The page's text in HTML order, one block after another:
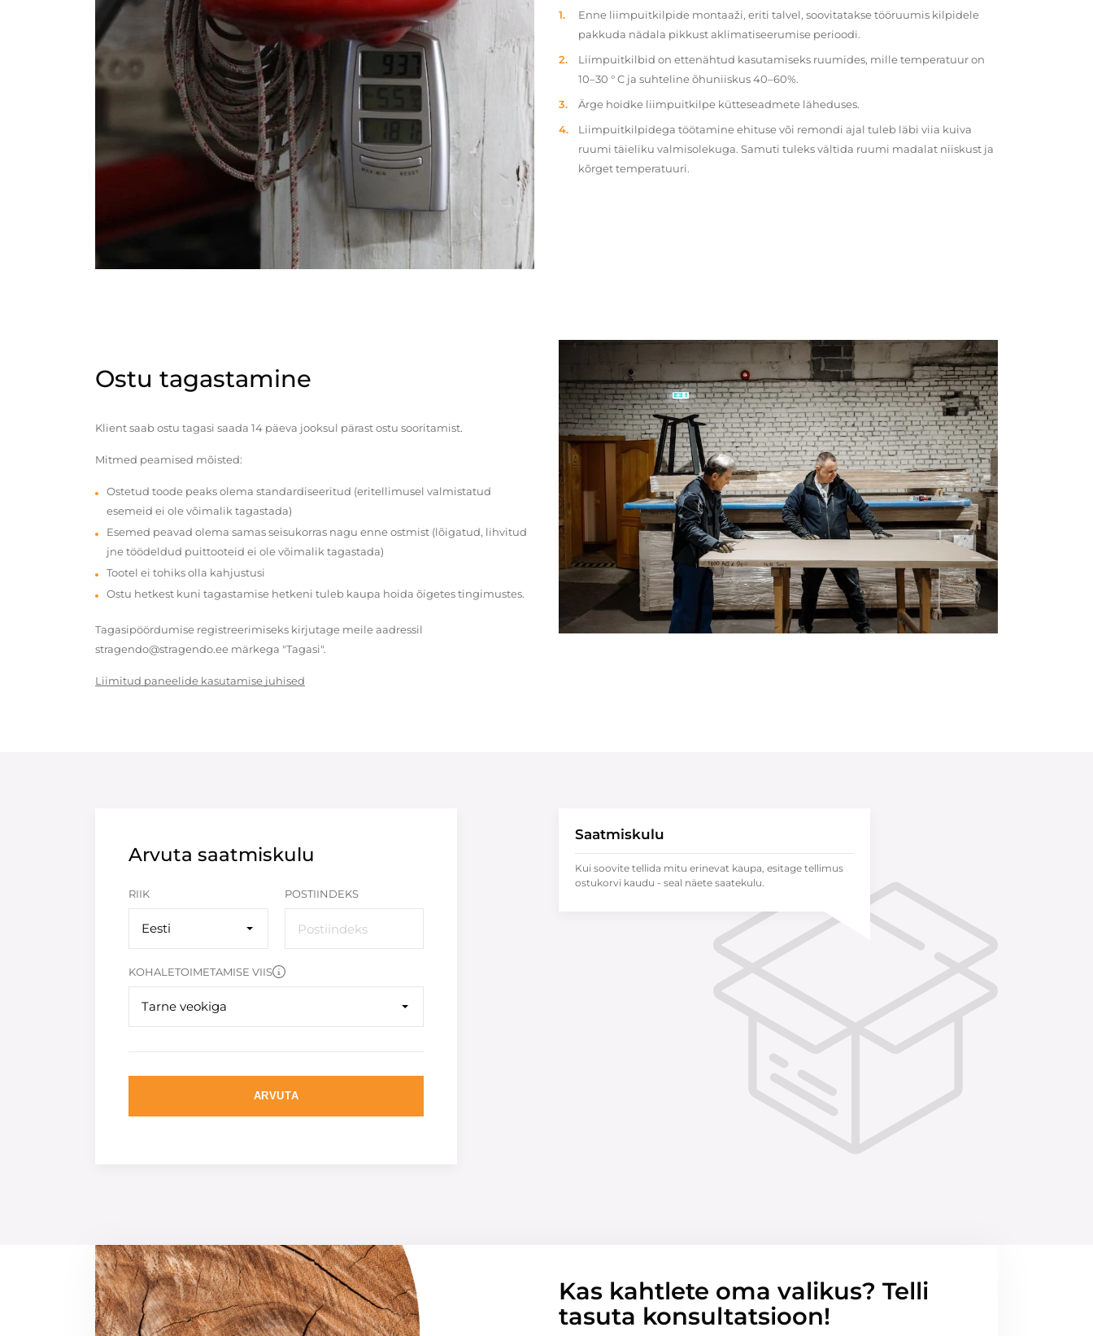
Enne liimpuitkilpide montaaži, eriti talvel, soovitatakse tööruumis kilpidele
pakkuda nädala pikkust aklimatiseerumise perioodi.
Liimpuitkilbid on ettenähtud kasutamiseks ruumides, mille temperatuur on
10–30 ° C ja suhteline õhuniiskus 40–60%.
Ärge hoidke liimpuitkilpe kütteseadmete läheduses.
Liimpuitkilpidega töötamine ehituse või remondi ajal tuleb läbi viia kuiva
ruumi täieliku valmisolekuga. Samuti tuleks vältida ruumi madalat niiskust ja
kõrget temperatuuri.
Ostu tagastamine
Klient saab ostu tagasi saada 14 päeva jooksul pärast ostu sooritamist.
Mitmed peamised mõisted:
Ostetud toode peaks olema standardiseeritud (eritellimusel valmistatud
esemeid ei ole võimalik tagastada)
Esemed peavad olema samas seisukorras nagu enne ostmist (lõigatud, lihvitud
jne töödeldud puittooteid ei ole võimalik tagastada)
Tootel ei tohiks olla kahjustusi
Ostu hetkest kuni tagastamise hetkeni tuleb kaupa hoida õigetes tingimustes.
Tagasipöördumise registreerimiseks kirjutage meile aadressil
stragendo@stragendo.ee märkega "Tagasi".
Liimitud paneelide kasutamise juhised
Arvuta saatmiskulu
RIIK
Eesti
POSTIINDEKS
KOHALETOIMETAMISE VIIS
Tarne veokiga
ARVUTA
Saatmiskulu
Kui soovite tellida mitu erinevat kaupa, esitage tellimus
ostukorvi kaudu - seal näete saatekulu.
Kas kahtlete oma valikus? Telli
tasuta konsultatsioon!